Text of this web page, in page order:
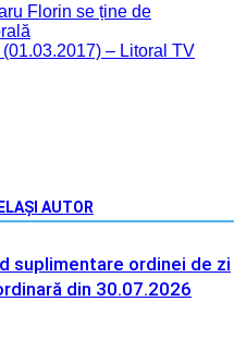
Florin se ține de
– Litoral TV
AUTOR
suplimentare ordinei de zi
din 30.07.2026